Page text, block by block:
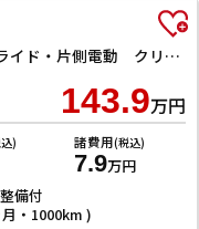
ベースグレード バックカメラ 両側スライド・片側電動 クリアランスソナー オートクルーズコントロール レーンアシスト オートライト スマートキー アイドリングストップ 電動格納ミラー ベンチシート
143.9万円
) 諸費用(税込)
7.9万円
備付
・1000km )